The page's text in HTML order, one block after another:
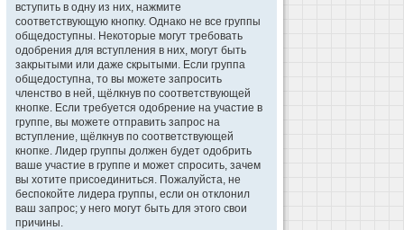
вступить в одну из них, нажмите
соответствующую кнопку. Однако не все группы
общедоступны. Некоторые могут требовать
одобрения для вступления в них, могут быть
закрытыми или даже скрытыми. Если группа
общедоступна, то вы можете запросить
членство в ней, щёлкнув по соответствующей
кнопке. Если требуется одобрение на участие в
группе, вы можете отправить запрос на
вступление, щёлкнув по соответствующей
кнопке. Лидер группы должен будет одобрить
ваше участие в группе и может спросить, зачем
вы хотите присоединиться. Пожалуйста, не
беспокойте лидера группы, если он отклонил
ваш запрос; у него могут быть для этого свои
причины.